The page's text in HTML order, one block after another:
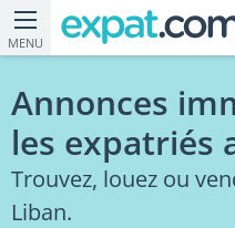
MENU
Annonces
les expatriés
Trouvez, louez ou
Liban.